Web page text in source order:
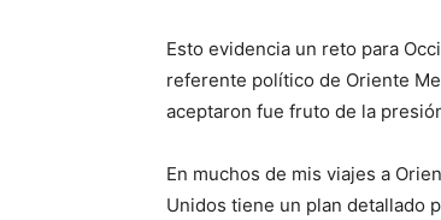
Esto evidencia un reto para
referente político de Oriente
aceptaron fue fruto de la
En muchos de mis viajes a
Unidos tiene un plan detallado